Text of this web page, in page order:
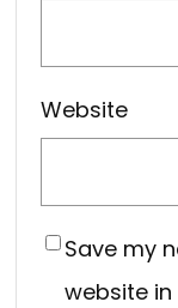
Website
Save my
website